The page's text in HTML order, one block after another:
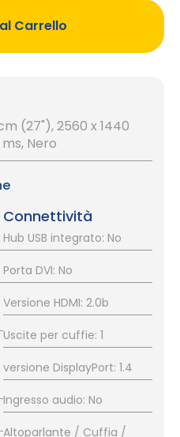
Carrello
(27"), 2560 x 1440
Nero
Connettività
Hub USB integrato: No
Porta DVI: No
Versione HDMI: 2.0b
Uscite per cuffie: 1
versione DisplayPort: 1.4
Ingresso audio: No
Altoparlante / Cuffia /